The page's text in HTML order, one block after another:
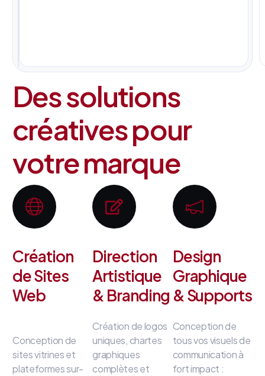
Des solutions
créatives pour
votre marque
Création
de Sites
Web
Conception de
sites vitrines et
plateformes sur-
Direction
Artistique
& Branding
Création de logos
uniques, chartes
graphiques
complètes et
Design
Graphique
& Supports
Conception de
tous vos visuels de
communication à
fort impact :